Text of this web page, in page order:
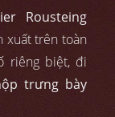
Rousteing
xuất trên toàn
riêng biệt, đi
trưng bày